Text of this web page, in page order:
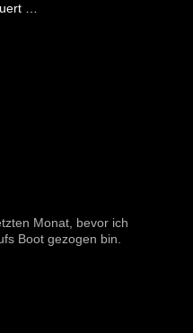
…
Monat, bevor ich
Boot gezogen bin.